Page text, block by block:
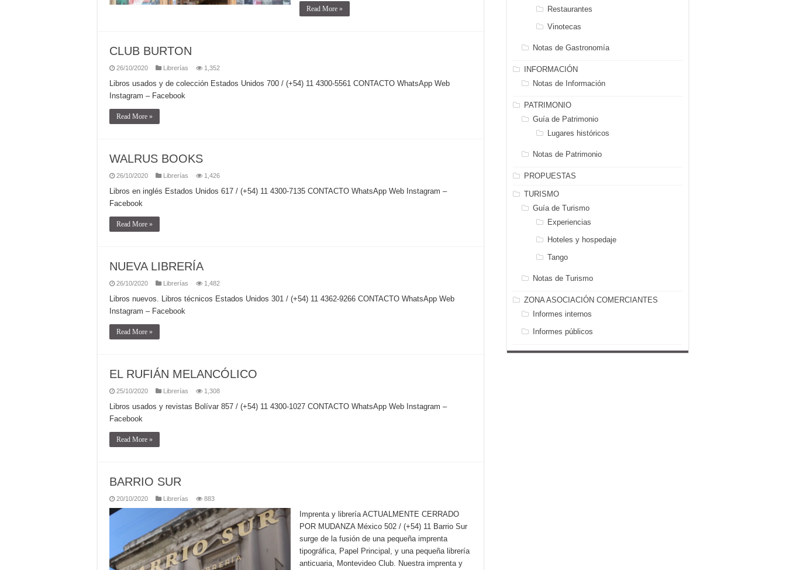
Read More »
CLUB BURTON
26/10/2020 Librerías 1,352
Libros usados y de colección Estados Unidos 700 / (+54) 11 4300-5561 CONTACTO WhatsApp Web
Instagram – Facebook
Read More »
WALRUS BOOKS
26/10/2020 Librerías 1,426
Libros en inglés Estados Unidos 617 / (+54) 11 4300-7135 CONTACTO WhatsApp Web Instagram –
Facebook
Read More »
NUEVA LIBRERÍA
26/10/2020 Librerías 1,482
Libros nuevos. Libros técnicos Estados Unidos 301 / (+54) 11 4362-9266 CONTACTO WhatsApp Web
Instagram – Facebook
Read More »
EL RUFIÁN MELANCÓLICO
25/10/2020 Librerías 1,308
Libros usados y revistas Bolívar 857 / (+54) 11 4300-1027 CONTACTO WhatsApp Web Instagram –
Facebook
Read More »
BARRIO SUR
20/10/2020 Librerías 883
Imprenta y librería ACTUALMENTE CERRADO
POR MUDANZA México 502 / (+54) 11 Barrio Sur
surge de la fusión de una pequeña imprenta
tipográfica, Papel Principal, y una pequeña librería
anticuaria, Montevideo Club. Nuestra imprenta y
Restaurantes
Vinotecas
Notas de Gastronomía
INFORMACIÓN
Notas de Información
PATRIMONIO
Guía de Patrimonio
Lugares históricos
Notas de Patrimonio
PROPUESTAS
TURISMO
Guía de Turismo
Experiencias
Hoteles y hospedaje
Tango
Notas de Turismo
ZONA ASOCIACIÓN COMERCIANTES
Informes internos
Informes públicos